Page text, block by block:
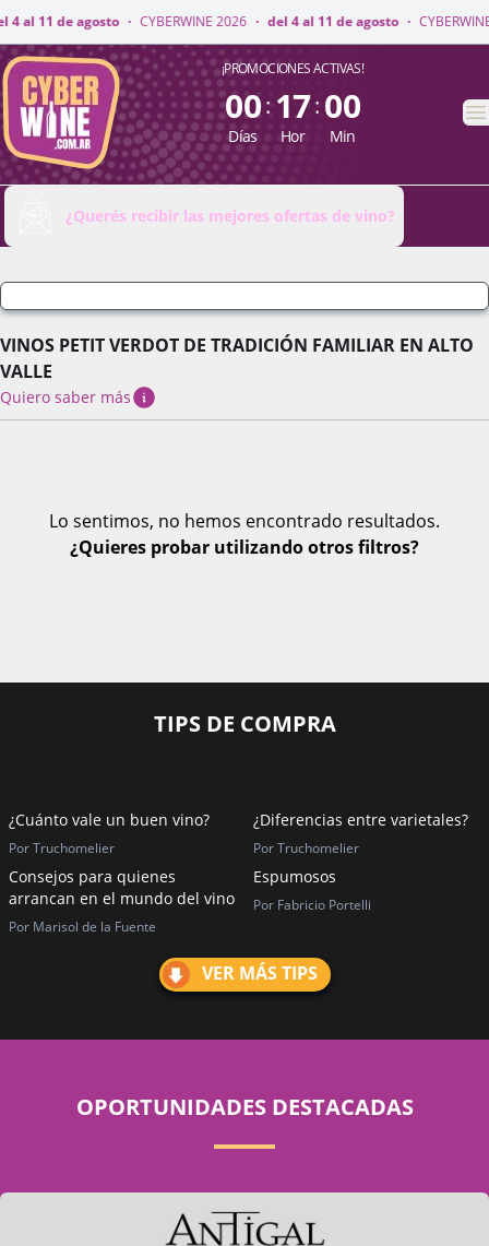
2026 · del 4 al 11 de agosto · CYBERWINE 2026 · del 4 al 11 de agosto
CyberWine ¡PROMOCIONES ACTIVAS!
00
Días
: 17
Hor
: 00
Min
¿Querés recibir las mejores ofertas de vino?
VINOS PETIT VERDOT DE TRADICIÓN FAMILIAR EN ALTO
VALLE
Quiero saber más
Lo sentimos, no hemos encontrado resultados.
¿Quieres probar utilizando otros filtros?
TIPS DE COMPRA
¿Cuánto vale un buen vino?
Por Truchomelier
¿Diferencias entre varietales?
Por Truchomelier
Consejos para quienes
arrancan en el mundo del vino
Por Marisol de la Fuente
Espumosos
Por Fabricio Portelli
VER MÁS TIPS
OPORTUNIDADES DESTACADAS